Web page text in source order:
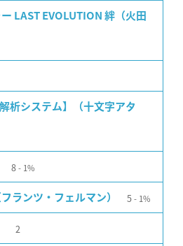
LAST EVOLUTION 絆（火田
析システム】（十文字アタ
8 1%
ランツ・フェルマン） 5 1%
2